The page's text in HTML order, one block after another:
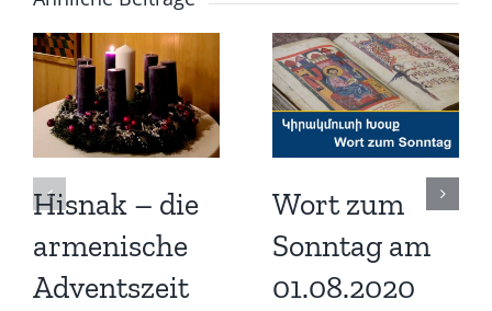
Hisnak – die
armenische
Adventszeit
Wort zum
Sonntag am
01.08.2020